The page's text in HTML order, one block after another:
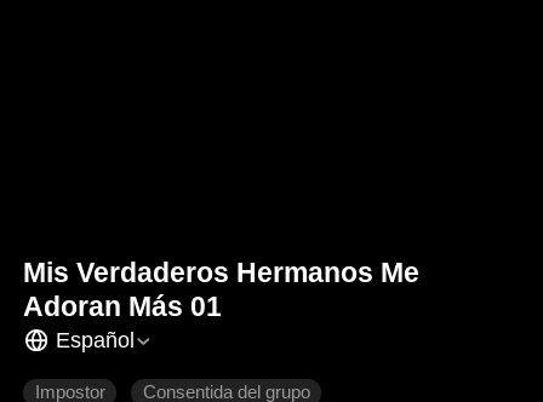
Mis Verdaderos Hermanos Me
Adoran Más 01
Español
Impostor Consentida del grupo